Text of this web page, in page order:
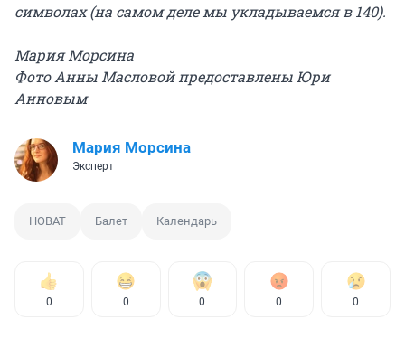
символах (на самом деле мы укладываемся в 140).
Мария Морсина
Фото Анны Масловой предоставлены Юри
Анновым
Мария Морсина
Эксперт
НОВАТ Балет Календарь
0 0 0 0 0